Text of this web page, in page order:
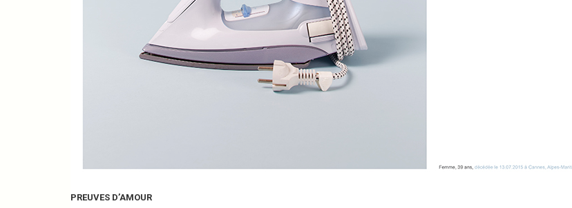
PREUVES D’AMOUR